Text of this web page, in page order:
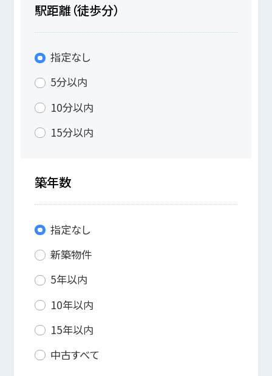
駅距離（徒歩分）
指定なし
5分以内
10分以内
15分以内
築年数
指定なし
新築物件
5年以内
10年以内
15年以内
中古すべて